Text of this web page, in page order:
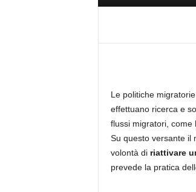
Le politiche
effettuano ricerca e
flussi migratori, come
Su questo versante il
volontà diriattivare
prevede la pratica